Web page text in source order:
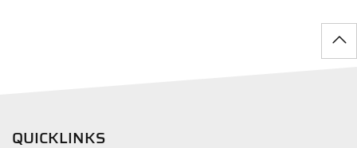
QUICKLINKS